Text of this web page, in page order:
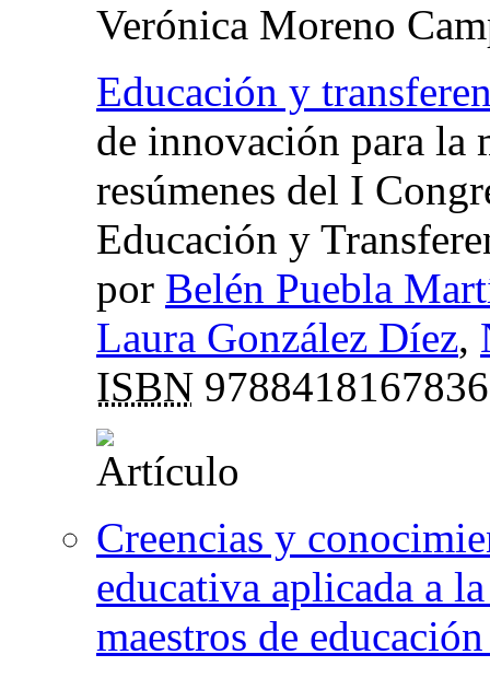
Verónica Moreno
Educación y
de innovación para la
resúmenes del I
Educación y
por Belén Puebla
Laura González Díez,
ISBN
Creencias y
educativa aplicada a
maestros de